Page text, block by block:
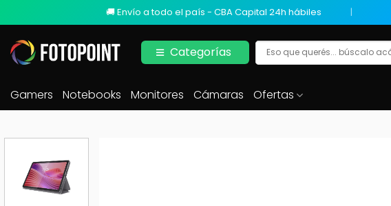
🚚 Envío a todo el país - CBA Capital 24h hábiles
Categorías
Gamers Notebooks Monitores Cámaras Ofertas